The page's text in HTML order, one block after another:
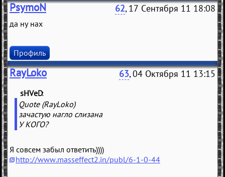
PsymoN 62, 17 Сентября 11 18:08
да ну нах
Профиль
RayLoko 63, 04 Октября 11 13:15
sHVeD
Quote (RayLoko)
зачастую нагло слизана
У КОГО?
Я совсем забыл ответить))))
http://www.masseffect2.in/publ/6-1-0-44